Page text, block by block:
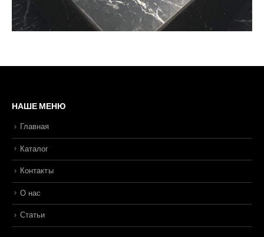
НАШЕ МЕНЮ
Главная
Каталог
Контакты
О нас
Статьи